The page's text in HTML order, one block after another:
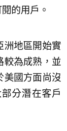
的用戶。
洲地區開始實
較為成熟，並
美國方面尚沒
分潛在客戶